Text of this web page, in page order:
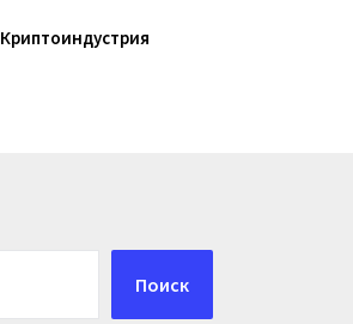
Криптоиндустрия
Поиск